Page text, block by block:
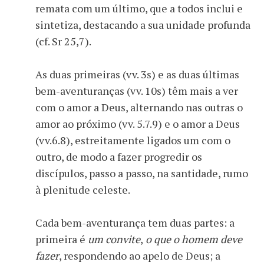
remata com um último, que a todos inclui e
sintetiza, destacando a sua unidade profunda
(cf. Sr 25,7).
As duas primeiras (vv. 3s) e as duas últimas
bem-aventuranças (vv. 10s) têm mais a ver
com o amor a Deus, alternando nas outras o
amor ao próximo (vv. 5.7.9) e o amor a Deus
(vv.6.8), estreitamente ligados um com o
outro, de modo a fazer progredir os
discípulos, passo a passo, na santidade, rumo
à plenitude celeste.
Cada bem-aventurança tem duas partes: a
primeira é um convite, o que o homem deve
fazer, respondendo ao apelo de Deus; a